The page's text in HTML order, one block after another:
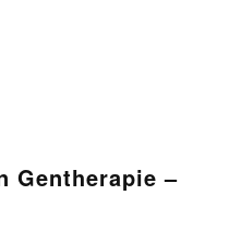
Gentherapie –